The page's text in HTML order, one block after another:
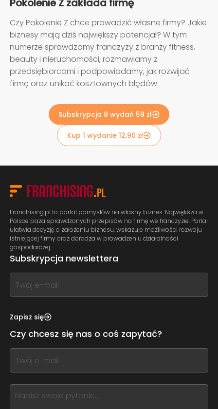
Pokolenie Z zakłada firmę
Czy Pokolenie Z chce prowadzić własne firmy? Jakie
biznesy mają dziś największy potencjał? W tym
numerze sprawdzamy franczyzy z branży fitness,
beauty i nieruchomości, rozmawiamy z
przedsiębiorcami i podpowiadamy, jak rozwijać
firmę oraz unikać kosztownych błędów.
Subskrypcja 8 wydań 59 zł
Kup 1 wydanie 12,90 zł
Franchising.pl to portal pomysłów na własny biznes. Największa w
Polsce baza sprawdzonych przepisów na firmę we franczyzie. Portal
ułatwia decyzję o założeniu biznesu, wskazuje możliwości rozwoju
istniejącej firmy oraz doradza w prowadzeniu działalności
gospodarczej.
Subskrypcja newslettera
If
you
this,
this
form
field
blank
Zapisz się
Czy chcesz się nas o coś zapytać?
If
you
this,
leave